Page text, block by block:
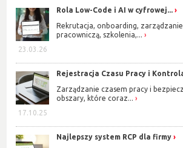
23.03.26
Rola Low-Code i AI w cyfrowej...
Rekrutacja, onboarding,
pracowniczą, szkolenia,...
17.10.25
Rejestracja Czasu Pracy i
Zarządzanie czasem pracy i
obszary, które coraz...
Najlepszy system RCP dla firmy